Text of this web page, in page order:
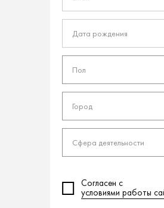
Пол
Город
Сфера деятельности
Согласен с
условиями работы